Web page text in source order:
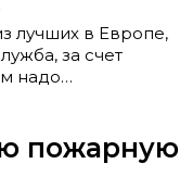
лучших в Европе,
за счет
надо
пожарную